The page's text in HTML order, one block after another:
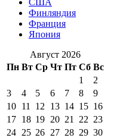
Финляндия
Франция
Япония
Август 2026
Пн Вт Ср Чт Пт Сб Вс
1
2
3
4 5 6 7 8
9
10 11 12 13 14 15 16
17 18 19 20 21 22 23
24 25 26 27 28 29 30